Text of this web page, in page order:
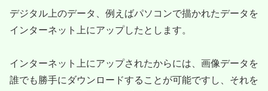
デジタル上のデータ、例えばパソコンで描かれたデータを
インターネット上にアップしたとします。
インターネット上にアップされたからには、画像データを
誰でも勝手にダウンロードすることが可能ですし、それを